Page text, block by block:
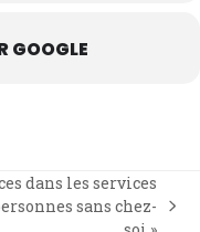
GOOGLE
dans les services
sans chez-